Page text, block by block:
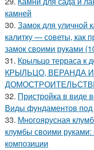
камней
30. Замок для уличной
калитку — советы, как
замок своими руками
31. Крыльцо терраса
КРЫЛЬЦО, ВЕРАНДА
32. Пристройка в виде
Виды фундаментов под
33. Многоярусная
клумбы своими руками:
композиции